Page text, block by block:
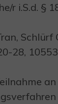
r i.S.d. §
Schlürf
28,
an